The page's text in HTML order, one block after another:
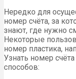
Нередко для
номер счёта, за
знают, где нужно
Некоторые
номер пластика,
Узнать номер
способов: